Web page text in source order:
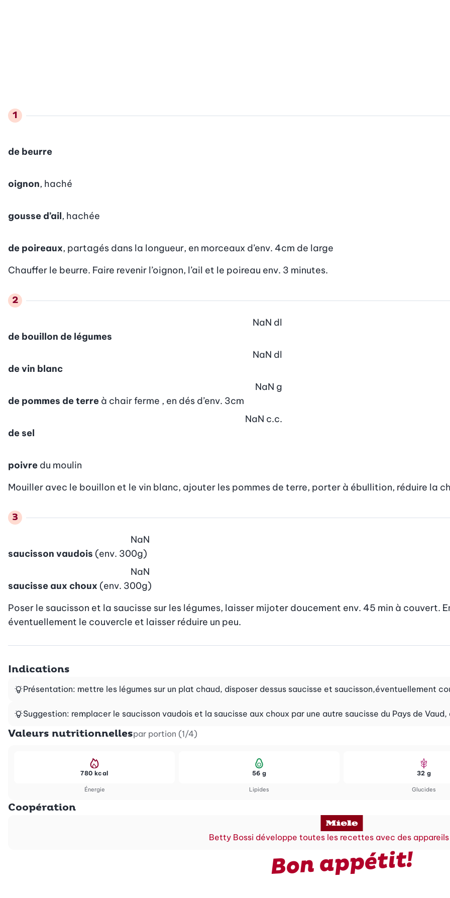
de beurre
oignon, haché
gousse d’ail, hachée
de poireaux, partagés dans la longueur, en morceaux d’env. 4cm de large
Chauffer le beurre. Faire revenir l’oignon, l’ail et le poireau env. 3 minutes.
de bouillon de légumes
NaN dl
de vin blanc
NaN dl
de pommes de terre à chair ferme , en dés d’env. 3cm
NaN g
de sel
NaN c.c.
poivre du moulin
Mouiller avec le bouillon et le vin blanc, ajouter les pommes de terre, porter à ébullition, réduire la
saucisson vaudois (env. 300g)
NaN
saucisse aux choux (env. 300g)
NaN
Poser le saucisson et la saucisse sur les légumes, laisser mijoter doucement env. 45 min à couvert.
éventuellement le couvercle et laisser réduire un peu.
Indications
Présentation: mettre les légumes sur un plat chaud, disposer dessus saucisse et saucisson,éventuellement
Suggestion: remplacer le saucisson vaudois et la saucisse aux choux par une autre saucisse du Pays de
Valeurs nutritionnellespar portion (1/4)
Énergie
780 kcal
Lipides
56 g
Glucides
32 g
Coopération
Betty Bossi développe toutes les recettes avec des
Bon appétit!